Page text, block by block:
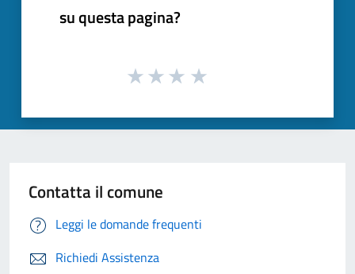
su questa pagina?
Contatta il comune
Leggi le domande frequenti
Richiedi Assistenza